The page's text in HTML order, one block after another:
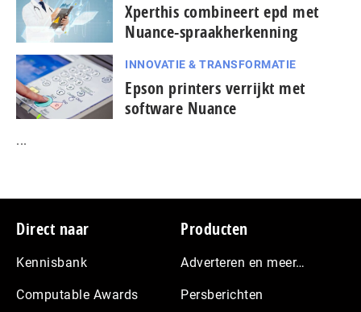
Xperthis combineert epd met
Nuance-spraakherkenning
INNOVATIE & TRANSFORMATIE
Epson printers verrijkt met
software Nuance
...
Footer
Direct naar
Kennisbank
Computable Awards
Producten
Adverteren en meer…
Persberichten